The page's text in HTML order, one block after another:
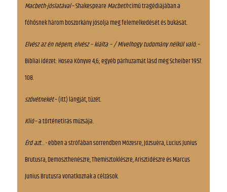
Macbeth-jóslatával– Shakespeare Macbethcímű tragédiájában a
főhősnek három boszorkány jósolja meg felemelkedését és bukását.
Elvész az én népem, elvész – kiálta – / Mivelhogy tudomány nélkül való.–
Bibliai idézet: Hosea Könyve 4,6; egyéb párhuzamát lásd még Scheiber 1957.
108.
szövétnekét– (itt) lángját, tüzét.
Klió– a történetírás múzsája.
Írd azt… - ebben a strófában sorrendben Mózesre, Józsuéra, Lucius Junius
Brutusra, Demoszthenészre, Themisztoklészre, Arisztidészre és Marcus
Junius Brutusra vonatkoznak a célzások.